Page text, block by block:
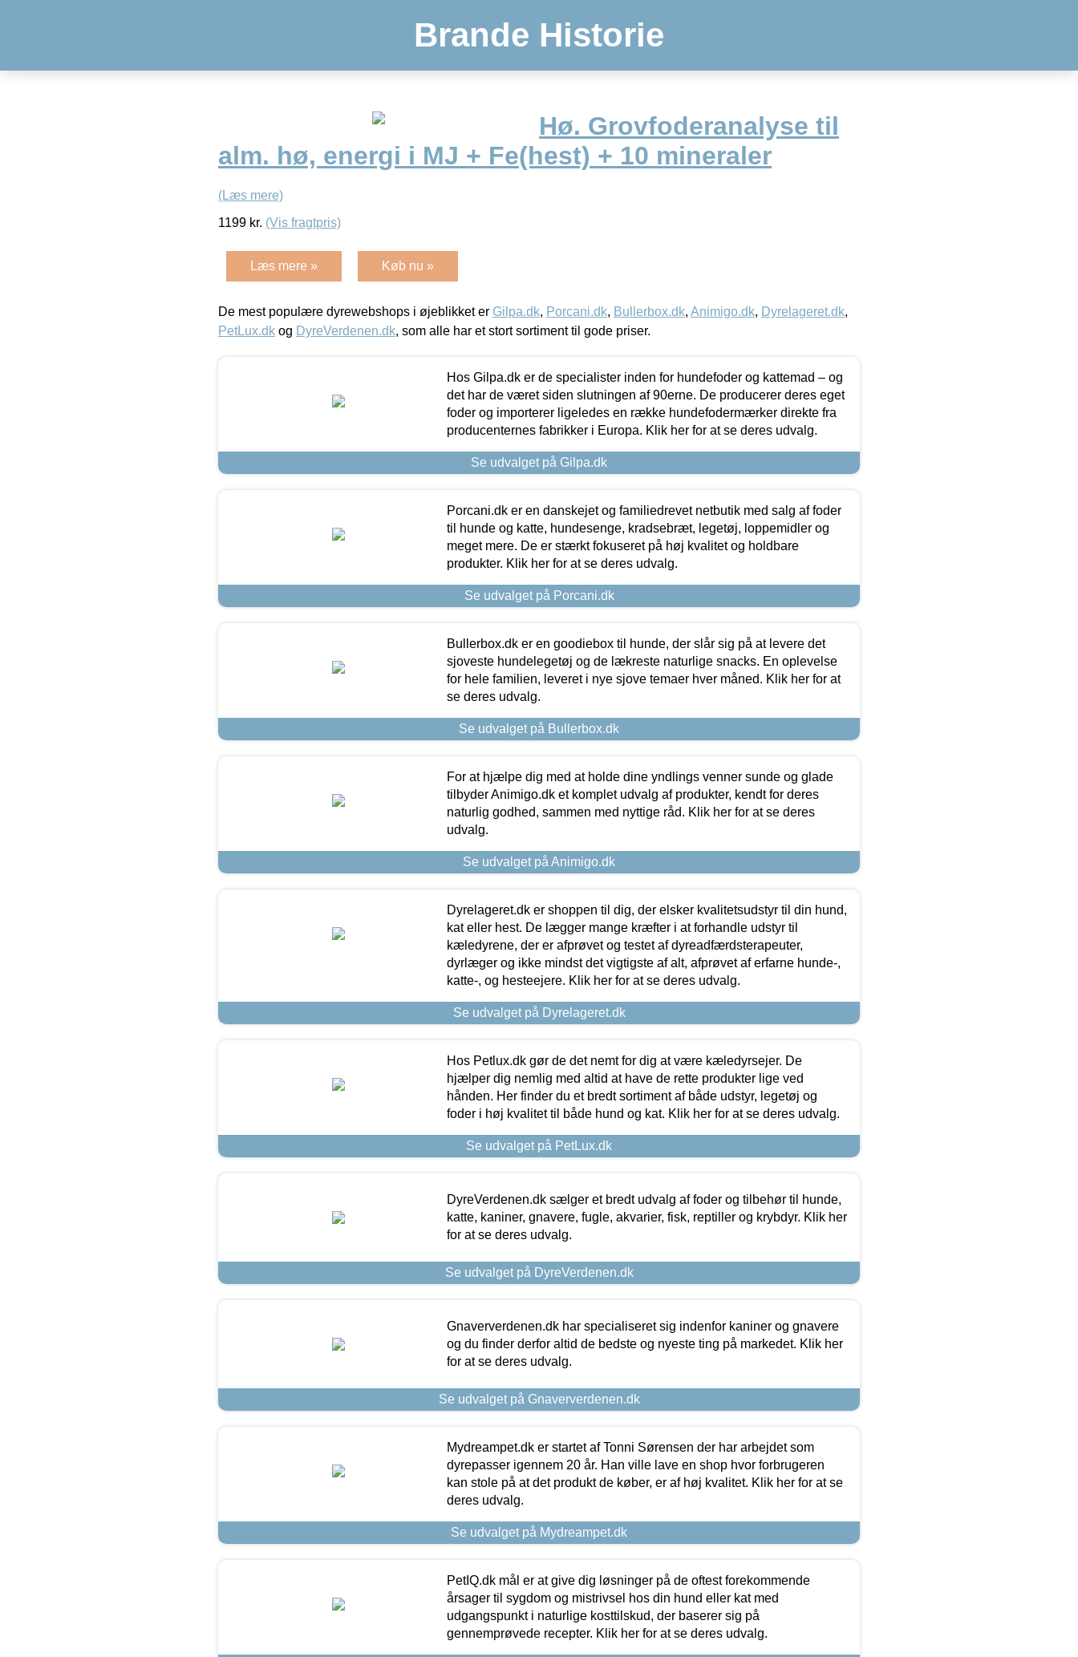
Brande Historie
Hø. Grovfoderanalyse til
alm. hø, energi i MJ + Fe(hest) + 10 mineraler
(Læs mere)
1199 kr. (Vis fragtpris)
Læs mere » Køb nu »
De mest populære dyrewebshops i øjeblikket er Gilpa.dk, Porcani.dk, Bullerbox.dk, Animigo.dk, Dyrelageret.dk,
PetLux.dk og DyreVerdenen.dk, som alle har et stort sortiment til gode priser.
Hos Gilpa.dk er de specialister inden for hundefoder og kattemad – og
det har de været siden slutningen af 90erne. De producerer deres eget
foder og importerer ligeledes en række hundefodermærker direkte fra
producenternes fabrikker i Europa. Klik her for at se deres udvalg.
Se udvalget på Gilpa.dk
Porcani.dk er en danskejet og familiedrevet netbutik med salg af foder
til hunde og katte, hundesenge, kradsebræt, legetøj, loppemidler og
meget mere. De er stærkt fokuseret på høj kvalitet og holdbare
produkter. Klik her for at se deres udvalg.
Se udvalget på Porcani.dk
Bullerbox.dk er en goodiebox til hunde, der slår sig på at levere det
sjoveste hundelegetøj og de lækreste naturlige snacks. En oplevelse
for hele familien, leveret i nye sjove temaer hver måned. Klik her for at
se deres udvalg.
Se udvalget på Bullerbox.dk
For at hjælpe dig med at holde dine yndlings venner sunde og glade
tilbyder Animigo.dk et komplet udvalg af produkter, kendt for deres
naturlig godhed, sammen med nyttige råd. Klik her for at se deres
udvalg.
Se udvalget på Animigo.dk
Dyrelageret.dk er shoppen til dig, der elsker kvalitetsudstyr til din hund,
kat eller hest. De lægger mange kræfter i at forhandle udstyr til
kæledyrene, der er afprøvet og testet af dyreadfærdsterapeuter,
dyrlæger og ikke mindst det vigtigste af alt, afprøvet af erfarne hunde-,
katte-, og hesteejere. Klik her for at se deres udvalg.
Se udvalget på Dyrelageret.dk
Hos Petlux.dk gør de det nemt for dig at være kæledyrsejer. De
hjælper dig nemlig med altid at have de rette produkter lige ved
hånden. Her finder du et bredt sortiment af både udstyr, legetøj og
foder i høj kvalitet til både hund og kat. Klik her for at se deres udvalg.
Se udvalget på PetLux.dk
DyreVerdenen.dk sælger et bredt udvalg af foder og tilbehør til hunde,
katte, kaniner, gnavere, fugle, akvarier, fisk, reptiller og krybdyr. Klik her
for at se deres udvalg.
Se udvalget på DyreVerdenen.dk
Gnaververdenen.dk har specialiseret sig indenfor kaniner og gnavere
og du finder derfor altid de bedste og nyeste ting på markedet. Klik her
for at se deres udvalg.
Se udvalget på Gnaververdenen.dk
Mydreampet.dk er startet af Tonni Sørensen der har arbejdet som
dyrepasser igennem 20 år. Han ville lave en shop hvor forbrugeren
kan stole på at det produkt de køber, er af høj kvalitet. Klik her for at se
deres udvalg.
Se udvalget på Mydreampet.dk
PetIQ.dk mål er at give dig løsninger på de oftest forekommende
årsager til sygdom og mistrivsel hos din hund eller kat med
udgangspunkt i naturlige kosttilskud, der baserer sig på
gennemprøvede recepter. Klik her for at se deres udvalg.